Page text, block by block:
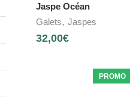
Jaspe Océan
Galets, Jaspes
32,00€
PROMO